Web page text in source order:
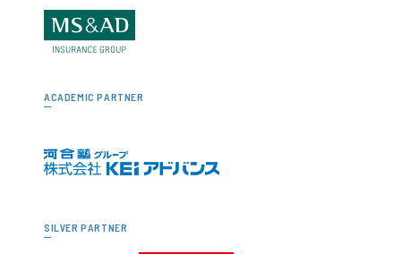
ACADEMIC PARTNER
SILVER PARTNER